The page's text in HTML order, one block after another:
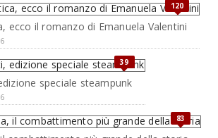
120
ecco il romanzo di Emanuela Valentini
39
speciale steampunk
83